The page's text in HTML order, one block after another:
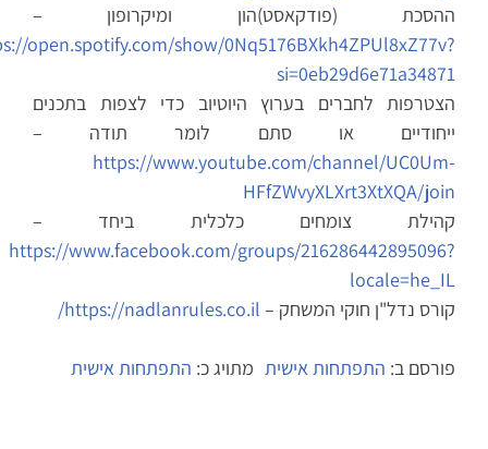
ההסכת (פודקאסט)הון ומיקרופון –
https://open.spotify.com/show/0Nq5176BXkh4ZPUl8xZ77v?
si=0eb29d6e71a34871
הצטרפות לחברים בערוץ היוטיוב כדי לצפות בתכנים
ייחודיים או סתם לומר תודה –
https://www.youtube.com/channel/UC0Um-
HFfZWvyXLXrt3XtXQA/join
קהילת צומחים כלכלית ביחד –
https://www.facebook.com/groups/216286442895096?
locale=he_IL
קורס נדל"ן חוקי המשחק –https://nadlanrules.co.il/
פורסם ב:התפתחות אישית מתויג כ:התפתחות אישית